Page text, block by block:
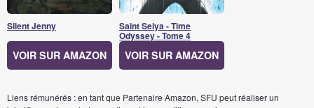
Silent Jenny
VOIR SUR AMAZON
Saint Seiya - Time
Odyssey - Tome 4
VOIR SUR AMAZON
Liens rémunérés : en tant que Partenaire Amazon, SFU peut réaliser un